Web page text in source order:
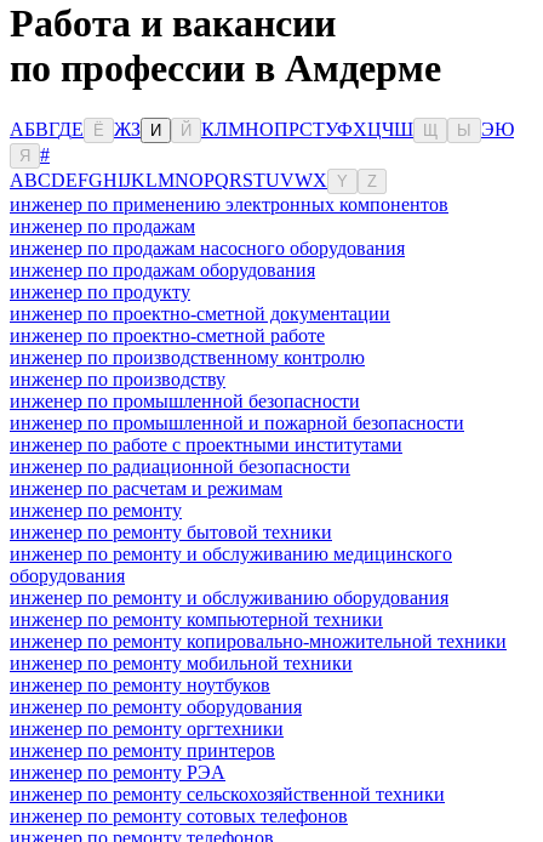
Работа и вакансии
по профессии в Амдерме
АБВГДЕ Ё ЖЗ И Й КЛМНОПРСТУФХЦЧШ Ы ЭЮ
Я
#
ABCDEFGHIJKLMNOPQRSTUVWX Y Z
инженер по применению электронных компонентов
инженер по продажам
инженер по продажам насосного оборудования
инженер по продажам оборудования
инженер по продукту
инженер по проектно-сметной документации
инженер по проектно-сметной работе
инженер по производственному контролю
инженер по производству
инженер по промышленной безопасности
инженер по промышленной и пожарной безопасности
инженер по работе с проектными институтами
инженер по радиационной безопасности
инженер по расчетам и режимам
инженер по ремонту
инженер по ремонту бытовой техники
инженер по ремонту и обслуживанию медицинского
оборудования
инженер по ремонту и обслуживанию оборудования
инженер по ремонту компьютерной техники
инженер по ремонту копировально-множительной техники
инженер по ремонту мобильной техники
инженер по ремонту ноутбуков
инженер по ремонту оборудования
инженер по ремонту оргтехники
инженер по ремонту принтеров
инженер по ремонту РЭА
инженер по ремонту сельскохозяйственной техники
инженер по ремонту сотовых телефонов
инженер по ремонту телефонов